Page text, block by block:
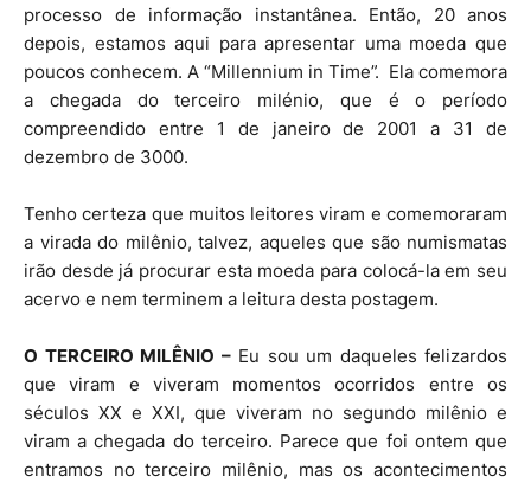
processo de informação instantânea. Então, 20 anos
depois, estamos aqui para apresentar uma moeda que
poucos conhecem. A “Millennium in Time”. Ela comemora
a chegada do terceiro milénio, que é o período
compreendido entre 1 de janeiro de 2001 a 31 de
dezembro de 3000.
Tenho certeza que muitos leitores viram e comemoraram
a virada do milênio, talvez, aqueles que são numismatas
irão desde já procurar esta moeda para colocá-la em seu
acervo e nem terminem a leitura desta postagem.
O TERCEIRO MILÊNIO –Eu sou um daqueles felizardos
que viram e viveram momentos ocorridos entre os
séculos XX e XXI, que viveram no segundo milênio e
viram a chegada do terceiro. Parece que foi ontem que
entramos no terceiro milênio, mas os acontecimentos